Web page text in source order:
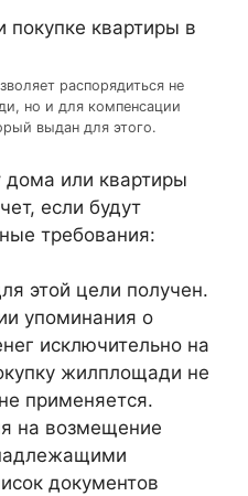
распорядиться не
но и для компенсации
выдан для этого.
дома или квартиры
если будут
требования:
этой цели получен.
упоминания о
исключительно на
жилплощади не
применяется.
на возмещение
документов